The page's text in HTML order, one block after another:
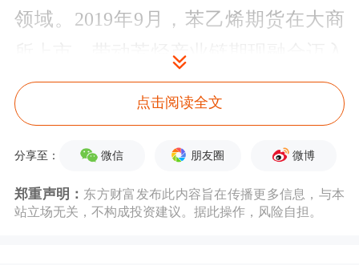
领域。2019年9月，苯乙烯期货在大商
所上市，带动芳烃产业链期现融合迈入
新阶段，业内也呼吁推出更多期货品
种，尤其是纯苯。
纯苯期货上市对实体企业有哪些重要意
义？
点击阅读全文
分享至： 微信 朋友圈 微博
郑重声明： 东方财富发布此内容旨在传播更多信息，与本
站立场无关，不构成投资建议。据此操作，风险自担。